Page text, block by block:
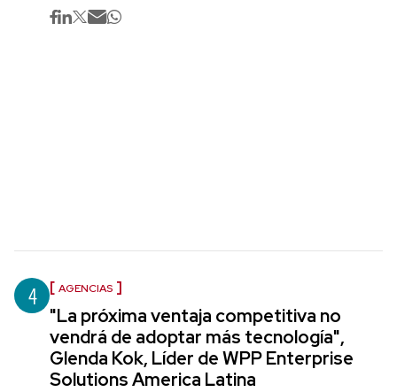
4 AGENCIAS
"La próxima ventaja competitiva no
vendrá de adoptar más tecnología",
Glenda Kok, Líder de WPP Enterprise
Solutions America Latina